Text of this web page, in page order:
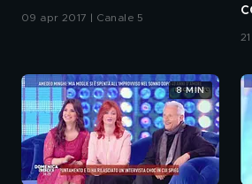
09 apr 2017 | Canale 5
8 MIN